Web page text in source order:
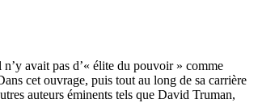
avait pas d’« élite du pouvoir » comme
cet ouvrage, puis tout au long de sa carrière
auteurs éminents tels que David Truman,